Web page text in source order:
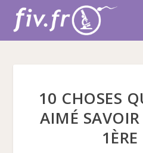
10 CHOSES
AIMÉ